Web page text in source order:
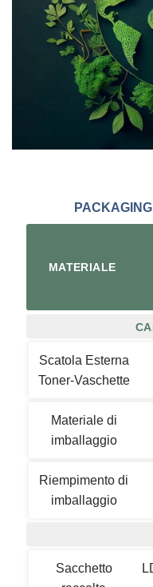
MATERIALE
Scatola Esterna
Toner-Vaschette
Materiale di
imballaggio
Riempimento di
imballaggio
Sacchetto